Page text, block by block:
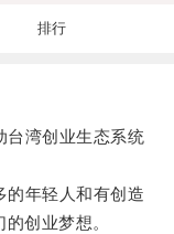
排行
湾创业生态系统
年轻人和有创造
创业梦想。